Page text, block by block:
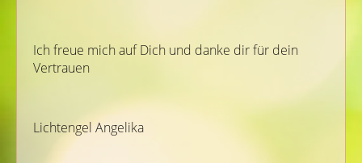
Ich freue mich auf Dich und danke dir für dein
Vertrauen
Lichtengel Angelika